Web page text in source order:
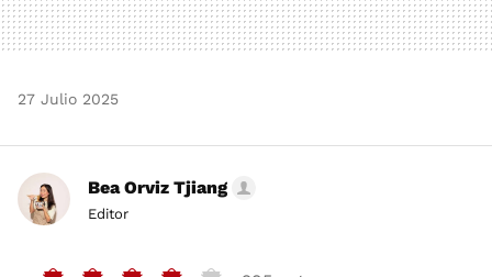
27 Julio 2025
Bea Orviz Tjiang
Editor